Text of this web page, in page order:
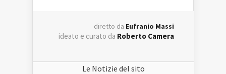
diretto da Eufranio Massi
ideato e curato da Roberto Camera
Le Notizie del sito